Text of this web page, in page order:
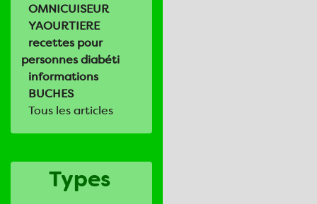
OMNICUISEUR
YAOURTIERE
recettes pour
personnes diabéti
informations
BUCHES
Tous les articles
Types